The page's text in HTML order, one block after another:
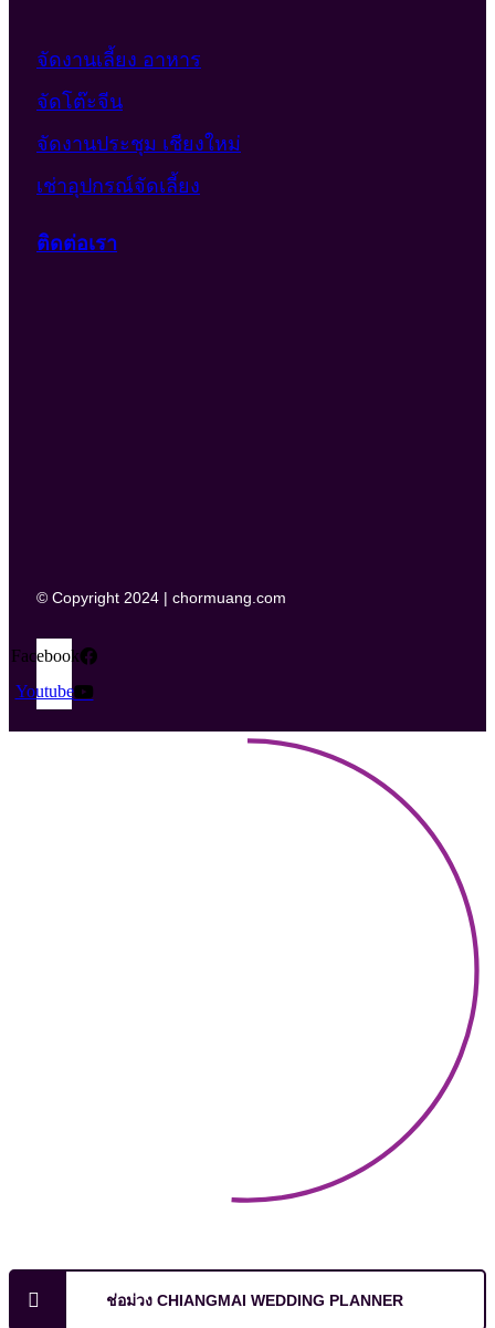
จัดงานเลี้ยง อาหาร
จัดโต๊ะจีน
จัดงานประชุม เชียงใหม่
เช่าอุปกรณ์จัดเลี้ยง
ติดต่อเรา
© Copyright 2024 | chormuang.com
Facebook
Youtube
ช่อม่วง CHIANGMAI WEDDING PLANNER